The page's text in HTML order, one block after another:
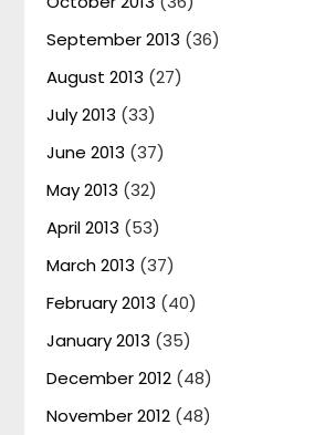
September 2013 (36)
August 2013 (27)
July 2013 (33)
June 2013 (37)
May 2013 (32)
April 2013 (53)
March 2013 (37)
February 2013 (40)
January 2013 (35)
December 2012 (48)
November 2012 (48)